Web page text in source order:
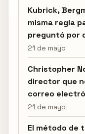
Kubrick,
misma regla
preguntó por
21 de mayo
Christopher
director que
correo
21 de mayo
El método de